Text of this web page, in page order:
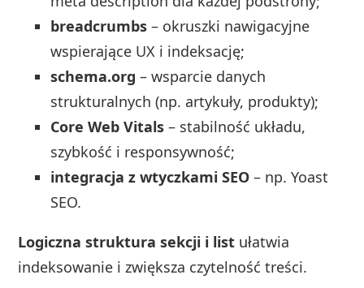
breadcrumbs – okruszki nawigacyjne
wspierające UX i indeksację;
schema.org – wsparcie danych
strukturalnych (np. artykuły, produkty);
Core Web Vitals – stabilność układu,
szybkość i responsywność;
integracja z wtyczkami SEO – np. Yoast
SEO.
Logiczna struktura sekcji i list ułatwia
indeksowanie i zwiększa czytelność treści.